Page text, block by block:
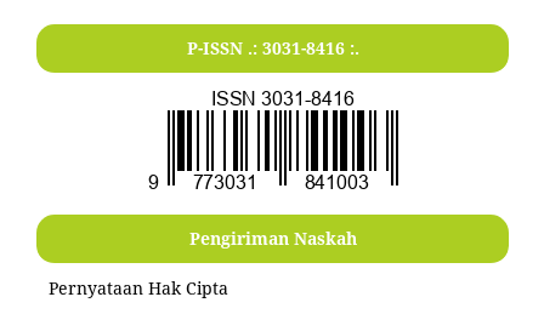
P-ISSN .: 3031-8416:.
Pengiriman Naskah
Pernyataan Hak Cipta